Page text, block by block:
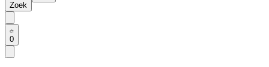
Zoek
0